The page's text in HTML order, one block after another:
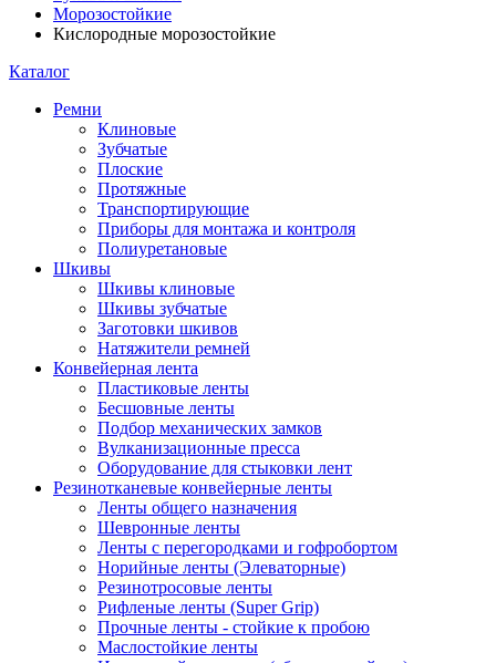
Морозостойкие
Кислородные морозостойкие
Каталог
Ремни
Клиновые
Зубчатые
Плоские
Протяжные
Транспортирующие
Приборы для монтажа и контроля
Полиуретановые
Шкивы
Шкивы клиновые
Шкивы зубчатые
Заготовки шкивов
Натяжители ремней
Конвейерная лента
Пластиковые ленты
Бесшовные ленты
Подбор механических замков
Вулканизационные пресса
Оборудование для стыковки лент
Резинотканевые конвейерные ленты
Ленты общего назначения
Шевронные ленты
Ленты с перегородками и гофробортом
Норийные ленты (Элеваторные)
Резинотросовые ленты
Рифленые ленты (Super Grip)
Прочные ленты - стойкие к пробою
Маслостойкие ленты